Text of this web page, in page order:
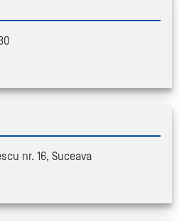
nr. 16, Suceava